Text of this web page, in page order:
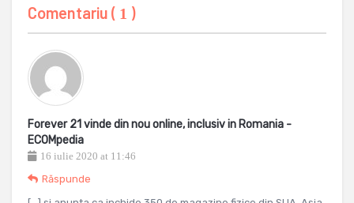
Comentariu ( 1 )
Forever 21 vinde din nou online, inclusiv in Romania -
ECOMpedia
16 iulie 2020 at 11:46
Răspunde